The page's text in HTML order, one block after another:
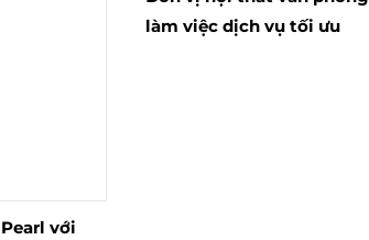
với
làm việc dịch vụ tối ưu